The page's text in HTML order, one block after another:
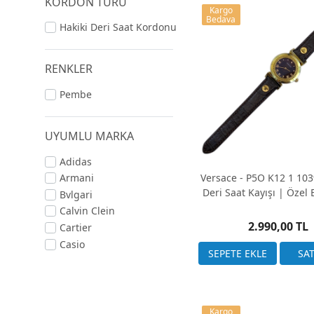
Hakiki Deri Saat Kordonu
RENKLER
Pembe
UYUMLU MARKA
Adidas
Armani
Bvlgari
Calvin Clein
Cartier
Casio
dokunuşların
saatinizi taşıdığınız
Stil ve Çeşitlilik:
kahverengiye, canlı
saat koleksiyonunuzu
Dayanıklılık ve Konfor:
günlük kullanıma
ideal bir tercihtir. Sonuç
yansıtan eşsiz
düşünerek, saatinizi
Versace - P5O K12 1
Deri Saat Kayışı | Özel
2.990,00 TL
Kargo
Bedava
Kargo